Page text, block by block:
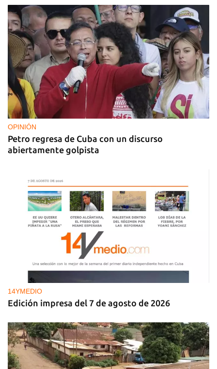
‘Sensación Azul’, de Reynerio Tamayo
OPINIÓN
Petro regresa de Cuba con un discurso
abiertamente golpista
14YMEDIO
Edición impresa del 7 de agosto de 2026